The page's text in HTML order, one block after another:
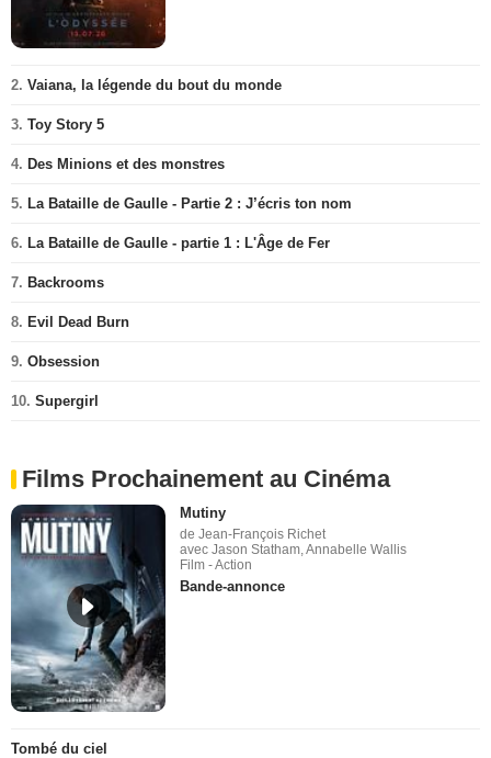
2. Vaiana, la légende du bout du monde
3. Toy Story 5
4. Des Minions et des monstres
5. La Bataille de Gaulle - Partie 2 : J’écris ton nom
6. La Bataille de Gaulle - partie 1 : L'Âge de Fer
7. Backrooms
8. Evil Dead Burn
9. Obsession
10. Supergirl
Films Prochainement au Cinéma
Mutiny
de Jean-François Richet
avec Jason Statham, Annabelle Wallis
Film - Action
Bande-annonce
Tombé du ciel